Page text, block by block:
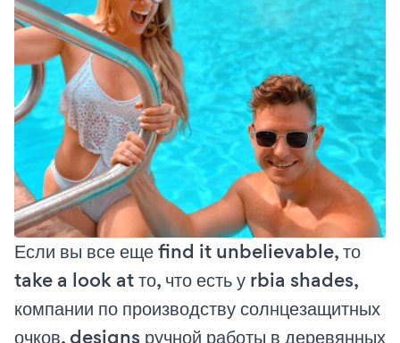
Если вы все еще find it unbelievable, то
take a look at то, что есть у rbia shades,
компании по производству солнцезащитных
очков, designs ручной работы в деревянных